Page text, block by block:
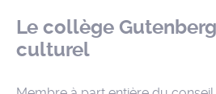
Le collège
culturel